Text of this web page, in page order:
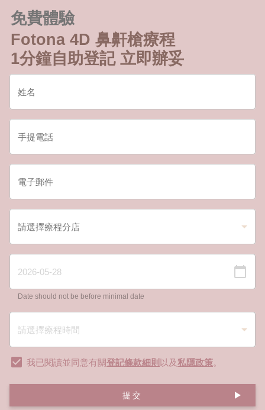
免費體驗
Fotona 4D 鼻鼾槍療程
1分鐘自助登記 立即辦妥
Date should not be before minimal date
我已閱讀並同意有關登記條款細則 以及私隱政策。
提交